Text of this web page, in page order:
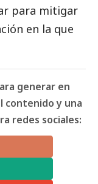
para mitigar
en la que
generar en
contenido y una
redes sociales: